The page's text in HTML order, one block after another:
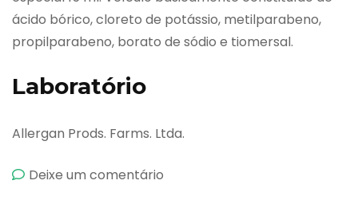
ácido bórico, cloreto de potássio, metilparabeno,
propilparabeno, borato de sódio e tiomersal.
Laboratório
Allergan Prods. Farms. Ltda.
Deixe um comentário